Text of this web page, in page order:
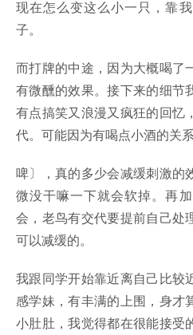
现在怎么变这么小一只，靠
子。
而打牌的中途，因为大概喝了
有微醺的效果。接下来的细节
有点搞笑又浪漫又疯狂的回忆
代。可能因为有喝点小酒的关
啤〕，真的多少会减缓刺激的
微没干嘛一下就会软掉。再
会，老鸟有交代要提前自己处
可以减缓的。
我跟同学开始靠近离自己比较
感学妹，有丰满的上围，身才
小肚肚，我觉得都在很能接受